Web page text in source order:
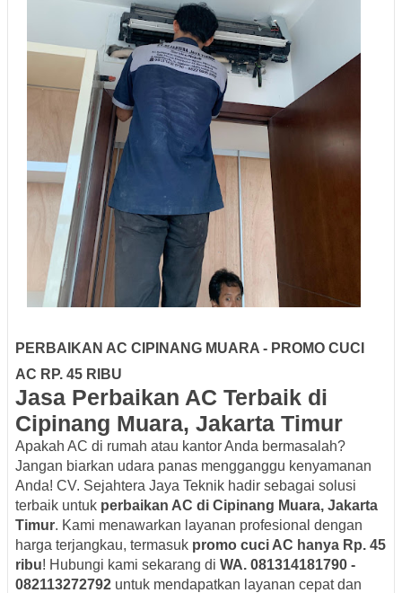
PERBAIKAN AC CIPINANG MUARA - PROMO CUCI
AC RP. 45 RIBU
Jasa Perbaikan AC Terbaik di
Cipinang Muara, Jakarta Timur
Apakah AC di rumah atau kantor Anda bermasalah?
Jangan biarkan udara panas mengganggu kenyamanan
Anda! CV. Sejahtera Jaya Teknik hadir sebagai solusi
terbaik untuk perbaikan AC di Cipinang Muara, Jakarta
Timur. Kami menawarkan layanan profesional dengan
harga terjangkau, termasuk promo cuci AC hanya Rp. 45
ribu! Hubungi kami sekarang di WA. 081314181790 -
082113272792 untuk mendapatkan layanan cepat dan